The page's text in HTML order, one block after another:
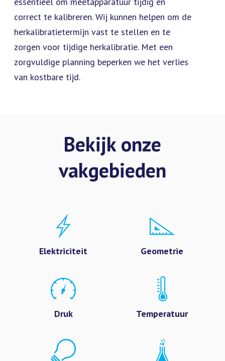
correct te kalibreren. Wij kunnen helpen om de
herkalibratietermijn vast te stellen en te
zorgen voor tijdige herkalibratie. Met een
zorgvuldige planning beperken we het verlies
van kostbare tijd.
Bekijk onze
vakgebieden
Elektriciteit Geometrie
Druk Temperatuur